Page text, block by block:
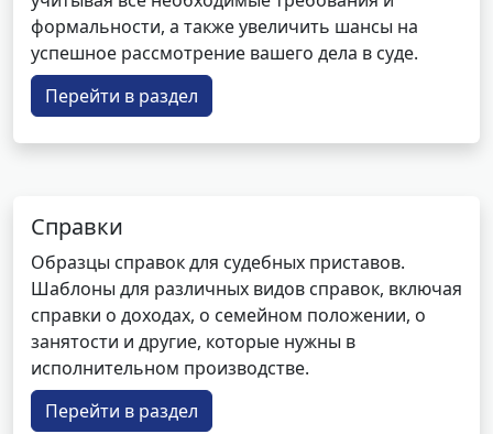
формальности, а также увеличить шансы на
успешное рассмотрение вашего дела в суде.
Перейти в раздел
Справки
Образцы справок для судебных приставов.
Шаблоны для различных видов справок, включая
справки о доходах, о семейном положении, о
занятости и другие, которые нужны в
исполнительном производстве.
Перейти в раздел